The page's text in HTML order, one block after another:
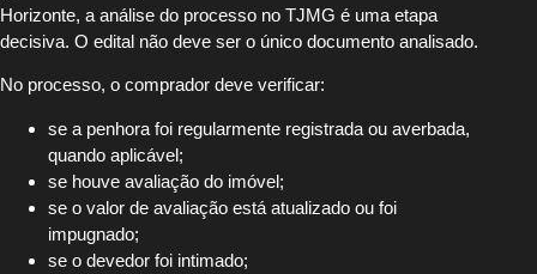
Horizonte, a análise do processo no TJMG é uma etapa
decisiva. O edital não deve ser o único documento analisado.
No processo, o comprador deve verificar:
se a penhora foi regularmente registrada ou averbada,
quando aplicável;
se houve avaliação do imóvel;
se o valor de avaliação está atualizado ou foi
impugnado;
se o devedor foi intimado;